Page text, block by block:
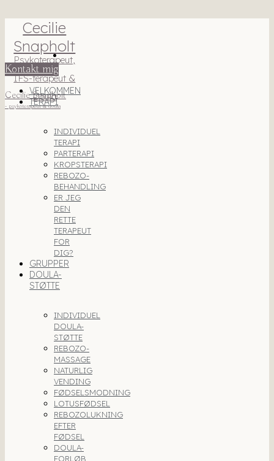
Cecilie
Snapholt
Psykoterapeut,
IFS-terapeut &
Doula
Kontakt mig
Cecilie Snapholt
- psykoterapeut & doula
VELKOMMEN
TERAPI
INDIVIDUEL
TERAPI
PARTERAPI
KROPSTERAPI
REBOZO-
BEHANDLING
ER JEG
DEN
RETTE
TERAPEUT
FOR
DIG?
GRUPPER
DOULA-
STØTTE
INDIVIDUEL
DOULA-
STØTTE
REBOZO-
MASSAGE
NATURLIG
VENDING
FØDSELSMODNING
LOTUSFØDSEL
REBOZOLUKNING
EFTER
FØDSEL
DOULA-
FORLØB